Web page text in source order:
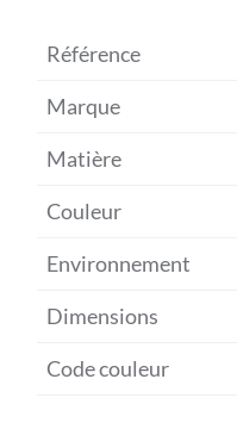
Référence
Marque
Matière
Couleur
Environnement
Dimensions
Code couleur